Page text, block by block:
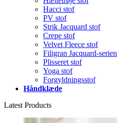
Hacci stof
PV stof
Strik Jacquard stof
Crepe stof
Velvet Fleece stof
Filigran Jacquard-serien
Plisseret stof
Yoga stof
Forgyldningsstof
Håndklæde
Latest Products